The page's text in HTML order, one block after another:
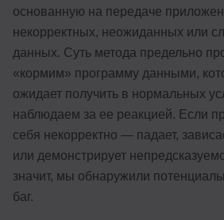
основанную на передаче
некорректных, неожиданных или
данных. Суть метода предельно
«кормим» программу данными,
ожидает получить в нормальных
наблюдаем за ее реакцией. Если
себя некорректно — падает,
или демонстрирует
значит, мы обнаружили
баг.
Разработка
Маркетинг
Дизайн
Аналитика
Менеджмент
Иностранные языки